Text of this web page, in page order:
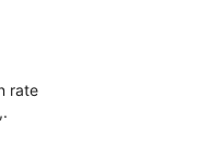
rate